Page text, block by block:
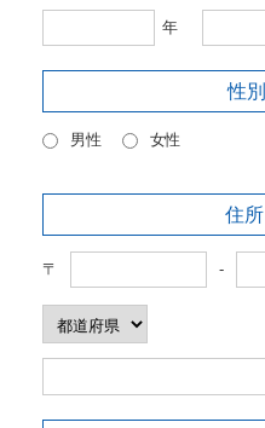
年
性別
男性 女性
住所
〒 -